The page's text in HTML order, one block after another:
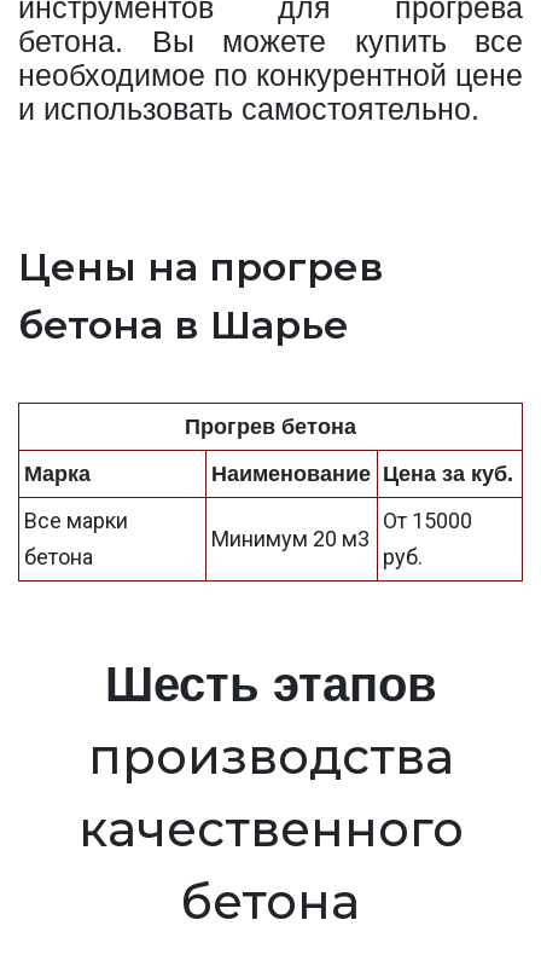
инструментов для прогрева
бетона. Вы можете купить все
необходимое по конкурентной цене
и использовать самостоятельно.
Цены на прогрев
бетона в Шарье
Прогрев бетона
Марка
Наименование Цена за куб.
Все марки
бетона
Минимум 20 м3
От 15000
руб.
Шесть этапов
производства
качественного
бетона